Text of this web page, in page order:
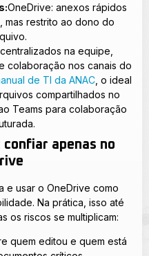
OneDrive: anexos rápidos
mas restrito ao dono do
na equipe,
colaboração nos canais do
de TI da ANAC , o ideal
compartilhados no
Teams para colaboração
apenas no
e usar o OneDrive como
Na prática, isso até
os riscos se multiplicam:
quem editou e quem está